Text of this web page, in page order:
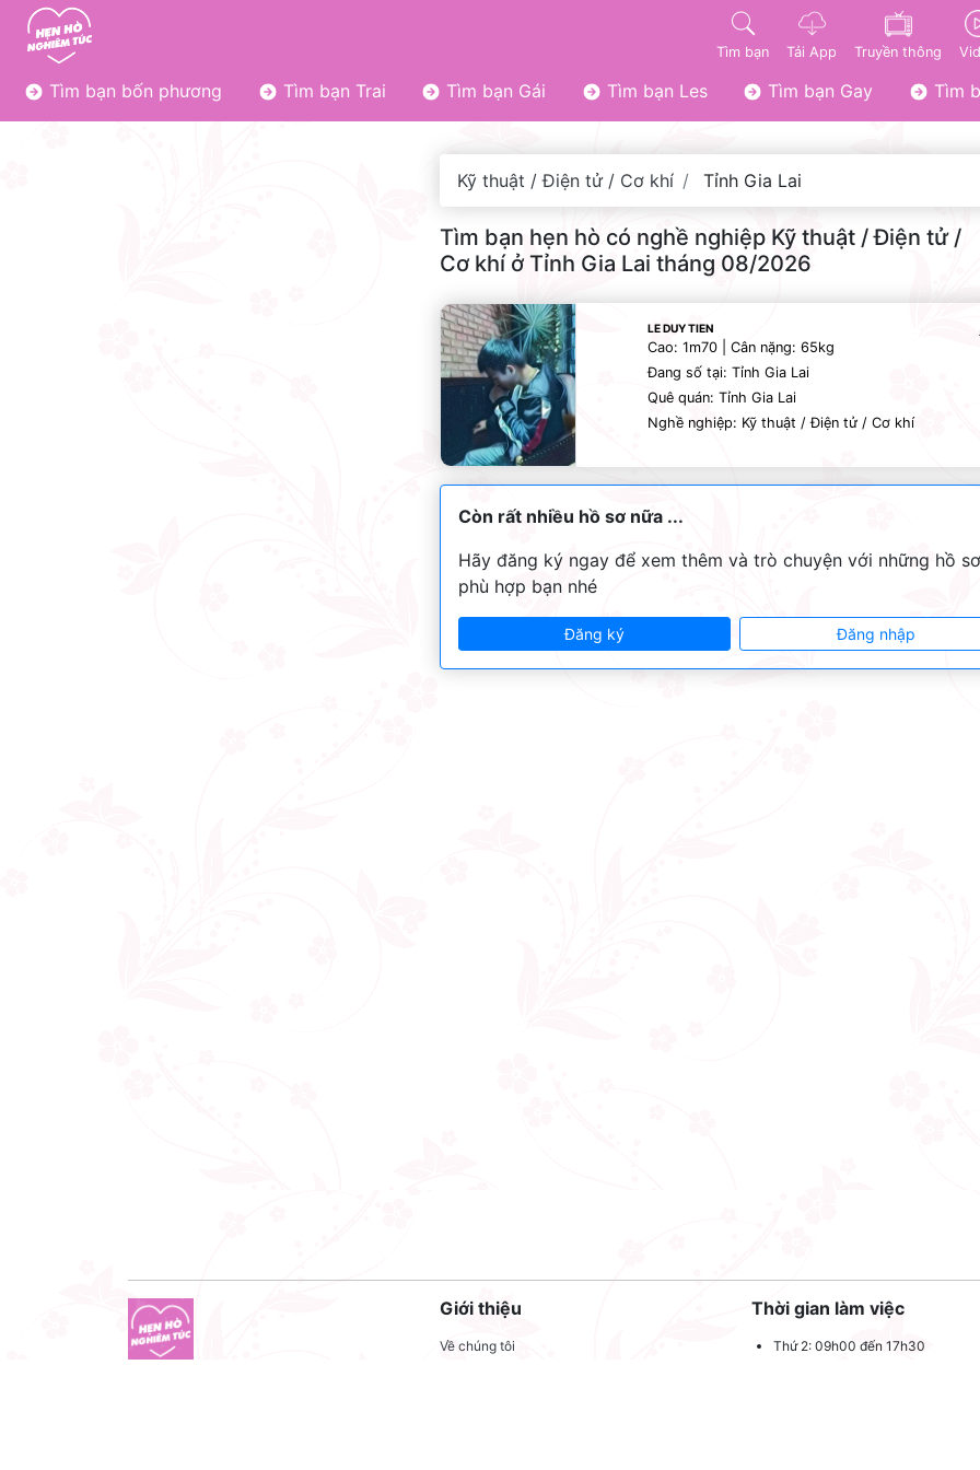
Tìm bạn Tải App Truyền thông
Tìm bạn bốn phương Tìm bạn Trai Tìm bạn Gái Tìm bạn Les Tìm bạn Gay Tìm
Kỹ thuật / Điện tử / Cơ khí Tỉnh Gia Lai
Tìm bạn hẹn hò có nghề nghiệp Kỹ thuật / Điện tử /
Cơ khí ở Tỉnh Gia Lai tháng 08/2026
LE DUY TIEN
Cao: 1m70 | Cân nặng: 65kg
Đang số tại: Tỉnh Gia Lai
Quê quán: Tỉnh Gia Lai
Nghề nghiệp: Kỹ thuật / Điện tử / Cơ khí
Còn rất nhiều hồ sơ nữa ...
Hãy đăng ký ngay để xem thêm và trò chuyện với những hồ sơ
phù hợp bạn nhé
Đăng ký Đăng nhập
Giới thiệu
Về chúng tôi
Thời gian làm việc
Thứ 2: 09h00 đến 17h30